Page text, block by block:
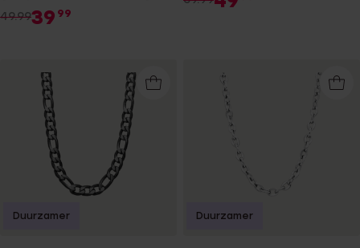
met hanger kruis
49.9939 99
Duurzamer Duurzamer